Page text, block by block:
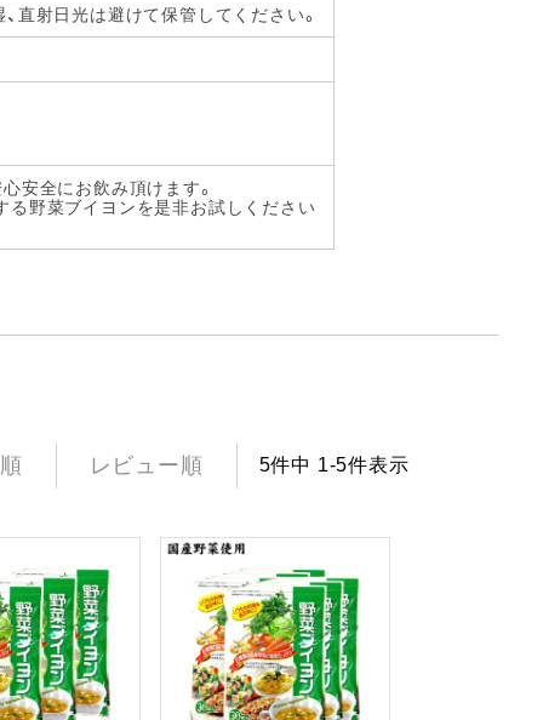
直射日光は避けて保管してください。
安全にお飲み頂けます。
る野菜ブイヨンを是非お試しください
レビュー順 5件中 1-5件表示